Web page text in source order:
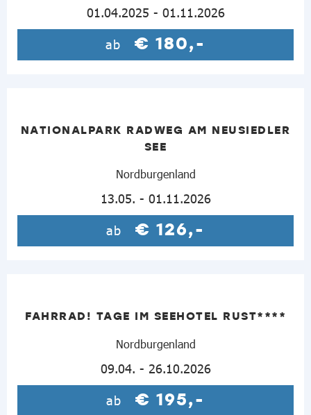
01.04.2025 - 01.11.2026
ab € 180,-
NATIONALPARK RADWEG AM NEUSIEDLER
SEE
Nordburgenland
13.05. - 01.11.2026
ab € 126,-
FAHRRAD! TAGE IM SEEHOTEL RUST****
Nordburgenland
09.04. - 26.10.2026
ab € 195,-